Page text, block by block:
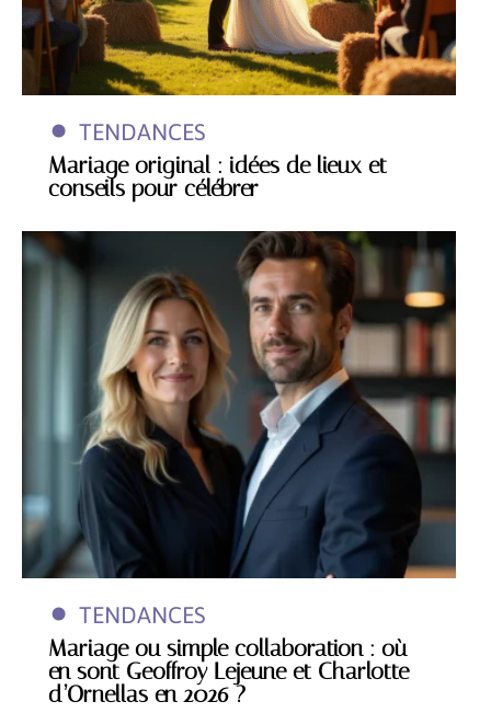
TENDANCES
Mariage original : idées de lieux et
conseils pour célébrer
TENDANCES
Mariage ou simple collaboration : où
en sont Geoffroy Lejeune et Charlotte
d’Ornellas en 2026 ?